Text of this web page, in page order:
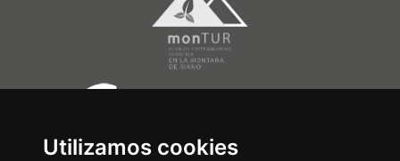
Utilizamos cookies